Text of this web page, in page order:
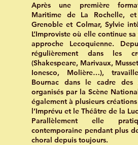
Après une première
Maritime de La Rochelle,
Grenoble et Colmar, Sylvie
L’Improviste où elle continue
approche Lecoquienne.
régulièrement dans les
(Shakespeare, Marivaux,
Ionesco, Molière…),
Bournac dans le cadre des
organisés par la Scène
également à plusieurs
l’Imprévu et le Théâtre de la
Parallèlement elle
contemporaine pendant plus
choral depuis toujours.